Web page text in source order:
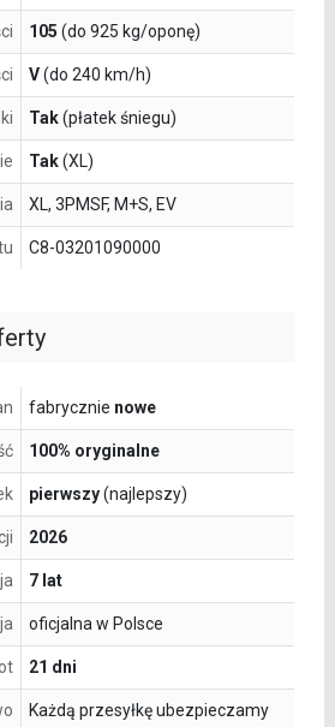
fabrycznie nowe
100% oryginalne
pierwszy(najlepszy)
2026
7 lat
oficjalna w Polsce
21 dni
Każdą przesyłkę ubezpieczamy
105 (do 925 kg/oponę)
V(do 240 km/h)
Tak(płatek śniegu)
Tak(XL)
XL, 3PMSF, M+S, EV
C8-03201090000